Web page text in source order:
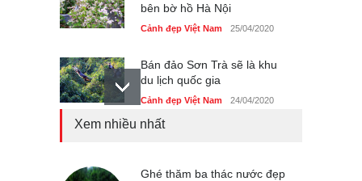
bên bờ hồ Hà Nội
Cảnh đẹp Việt Nam 25/04/2020
Bán đảo Sơn Trà sẽ là khu
du lịch quốc gia
Cảnh đẹp Việt Nam 24/04/2020
Cảnh đẹp Việt Nam 25/04/2020
Xem nhiều nhất
Ghé thăm ba thác nước đẹp